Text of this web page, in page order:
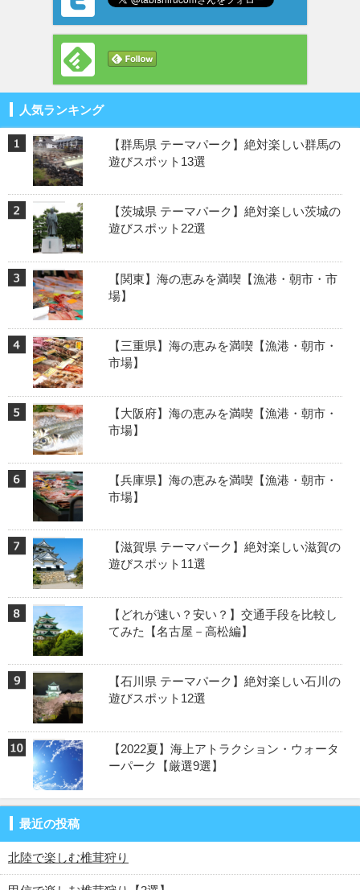
人気ランキング
【群馬県 テーマパーク】絶対楽しい群馬の
遊びスポット13選
【茨城県 テーマパーク】絶対楽しい茨城の
遊びスポット22選
【関東】海の恵みを満喫【漁港・朝市・市
場】
【三重県】海の恵みを満喫【漁港・朝市・
市場】
【大阪府】海の恵みを満喫【漁港・朝市・
市場】
【兵庫県】海の恵みを満喫【漁港・朝市・
市場】
【滋賀県 テーマパーク】絶対楽しい滋賀の
遊びスポット11選
【どれが速い？安い？】交通手段を比較し
てみた【名古屋－高松編】
【石川県 テーマパーク】絶対楽しい石川の
遊びスポット12選
【2022夏】海上アトラクション・ウォータ
ーパーク【厳選9選】
最近の投稿
北陸で楽しむ椎茸狩り